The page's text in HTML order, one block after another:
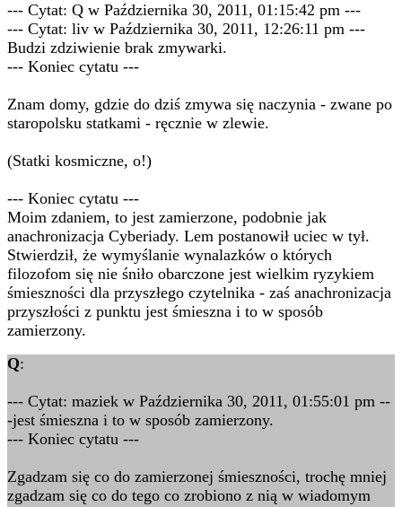
--- Cytat: Q w Października 30, 2011, 01:15:42 pm ---
--- Cytat: liv w Października 30, 2011, 12:26:11 pm ---
Budzi zdziwienie brak zmywarki.
--- Koniec cytatu ---
Znam domy, gdzie do dziś zmywa się naczynia - zwane po
staropolsku statkami - ręcznie w zlewie.
(Statki kosmiczne, o!)
--- Koniec cytatu ---
Moim zdaniem, to jest zamierzone, podobnie jak
anachronizacja Cyberiady. Lem postanowił uciec w tył.
Stwierdził, że wymyślanie wynalazków o których
filozofom się nie śniło obarczone jest wielkim ryzykiem
śmieszności dla przyszłego czytelnika - zaś anachronizacja
przyszłości z punktu jest śmieszna i to w sposób
zamierzony.
Q:
--- Cytat: maziek w Października 30, 2011, 01:55:01 pm --
-jest śmieszna i to w sposób zamierzony.
--- Koniec cytatu ---
Zgadzam się co do zamierzonej śmieszności, trochę mniej
zgadzam się co do tego co zrobiono z nią w wiadomym